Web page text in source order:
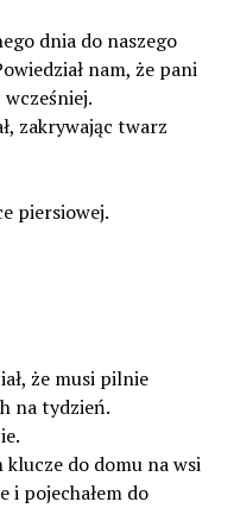
dnia do naszego
nam, że pani
wcześniej.
zakrywając twarz
piersiowej.
że musi pilnie
na tydzień.
klucze do domu na wsi
i pojechałem do